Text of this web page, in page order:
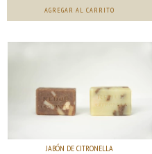
JABÓN DE CITRONELLA